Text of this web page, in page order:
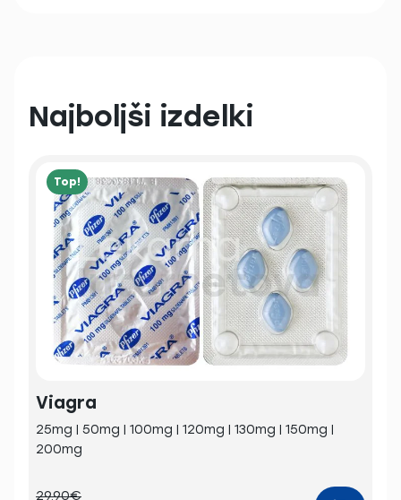
Najboljši izdelki
Top!
Viagra
25mg | 50mg | 100mg | 120mg | 130mg | 150mg |
200mg
29.90€